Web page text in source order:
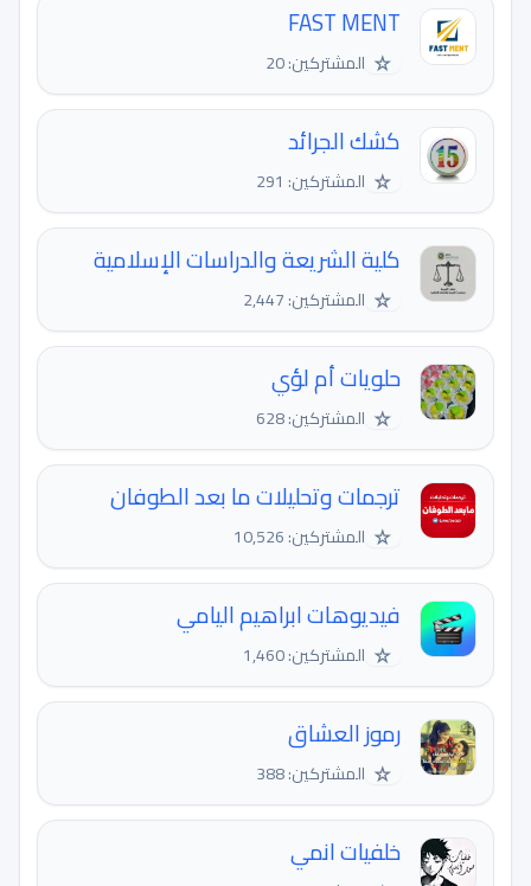
FAST MENT
☆ المشتركين: 20
كشك الجرائد
☆ المشتركين: 291
كلية الشريعة والدراسات الإسلامية
☆ المشتركين: 2,447
حلويات أم لؤي
☆ المشتركين: 628
ترجمات وتحليلات ما بعد الطوفان
☆ المشتركين: 10,526
فيديوهات ابراهيم اليامي
☆ المشتركين: 1,460
رموز العشاق
☆ المشتركين: 388
خلفيات انمي